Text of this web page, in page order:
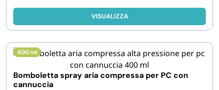
VISUALIZZA
400 ml
Bomboletta spray aria compressa per PC con
cannuccia